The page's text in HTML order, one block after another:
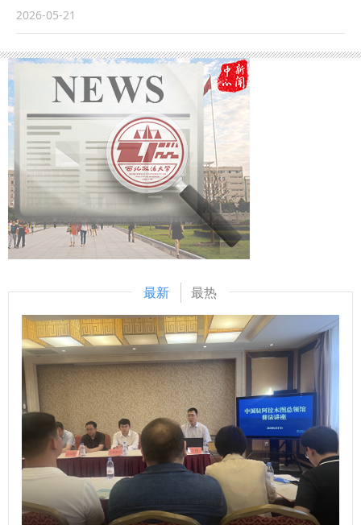
法治化化解商事争议重要路径，有望成为商事纠纷化解第三种
方式。围绕校协深度合作，他重点提出在专业化人才培训、学
术课题研究、行业标准共建、实务成果转化等方面合作构想，
明确双方协同发展方向。 座谈期间，双方围绕商事调解员
培训与资格认证、学术研究与成果转化、实践基地共建等内容
深入交流，进一步凝聚合作共识、拓宽合作路径。 座谈会
交流前，协会一行参观了我校立法研究院和调解研究院。 ​
精神、习近平总书记就推动哲学社会科学高质量发展作出的重
要指示精神，学习了《习近平经济思想学习纲要》部分章节内
容、《中华人民共和国保守国家秘密法实施条例》《西北政法
大学新媒体平台管理办法》等制度文件，开展了廉洁教育专题
学习，并邀请学校审计处（内控办公室）相关工作人员作《科
研经费规范使用与案例警示》专题培训，强化经费使用规范意
识。 在交流研讨环节，学院党委委员李建梅、王胜利、赵
倩、刘佳分别紧扣“树牢正确政绩观，深耕习近平经济思想，
以实干担当助推金融强国建设”为主题，结合分管、负责工作
与调研情况依次发言。大家一致表示，将牢固树立和践行正确
政绩观，坚守立德树人根本任务，立足经济学科专业优势与学
院工作实际，把为党育人、为国育才使命落实到教学科研、人
才培养、社会服务各环节，以务实作风推动学院各项工作提质
增效。 燕福民作点评讲话。他表示，要持续深学细悟党的创
新理论，坚持对标对表上级决策部署与学校工作要求，聚焦学
院主责主业，压实全面从严治党主体责任，把学习成果转化为
推动学科建设、人才培养、服务社会的实际行动。 李建梅表
示，学院将认真落实旁听组指导意见，以此次学习为契机，持
续完善理论学习制度机制，把理论学习与学院中心工作紧密结
合，不断强化责任担当、狠抓工作落实，以高质量党建引领学
院各项事业高质量发展。 （供稿：经济学院 撰稿：李月胤 审
核：李建梅）
员、政治部主任朱达琳，兵团分院党组成员、副院长宋丹，兵
团第五师中级人民法院党组书记、院长李瑛，我校党委副书
记、校长范九利出席座谈会，会议由副校长张荣刚主持。 范
九利对叶敏一行表示欢迎，介绍了学校在疆招生就业、校友发
展、科研合作等情况。他指出，学校始终高度重视与兵团分院
的务实合作，共同培养了一大批服务新疆和兵团法治建设的高
素质专门人才。他表示，双方在人才培养、法学研究、实践教
学等领域有着良好的合作基础，希望健全常态化沟通机制，在
协同育人、课题共研、平台共建等方面进一步深化校院合作，
为法治新疆建设和兵团高质量发展贡献新的更大力量。 叶敏
对西北政法大学长期以来给予兵团分院的大力支持表示感谢，
并介绍了新疆高院兵团分院历史沿革及基本情况。她表示，双
方过往合作基础扎实、成果丰硕、情谊深厚，希望依托兵团分
院“1+13+N”合作模式，推动合作机制规范化、精细化，不断
深化人才培育、科研协作、法治实践等领域联动，切实为兵团
法治建设高质量发展提供坚实保障与有力支撑。 会上，双方
围绕学生实习就业、审判实务、课题攻关、人才培养等领域进
行深入研讨。 会前，叶敏一行参观了我校马锡五审判方式与
人民司法优良传统展厅、立法研究院。 学校党政办公室、研
究生院、科研处、招生就业处、行政法学院（纪检监察学
院）、刑事法学院、国际法学院（国际仲裁学院）、培训中心
等单位相关负责同志及教师代表参加座谈。 （供稿：党政办
公室 撰稿：张革 审核：刘淑宝）
2026-05-21
最新 最热